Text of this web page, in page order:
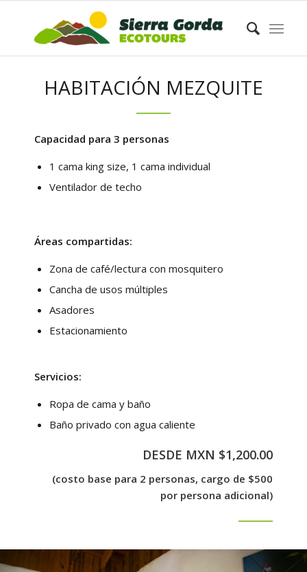
HABITACIÓN MEZQUITE
Capacidad para 3 personas
1 cama king size, 1 cama individual
Ventilador de techo
Áreas compartidas:
Zona de café/lectura con mosquitero
Cancha de usos múltiples
Asadores
Estacionamiento
Servicios:
Ropa de cama y baño
Baño privado con agua caliente
DESDE MXN $1,200.00
(costo base para 2 personas, cargo de $500
por persona adicional)